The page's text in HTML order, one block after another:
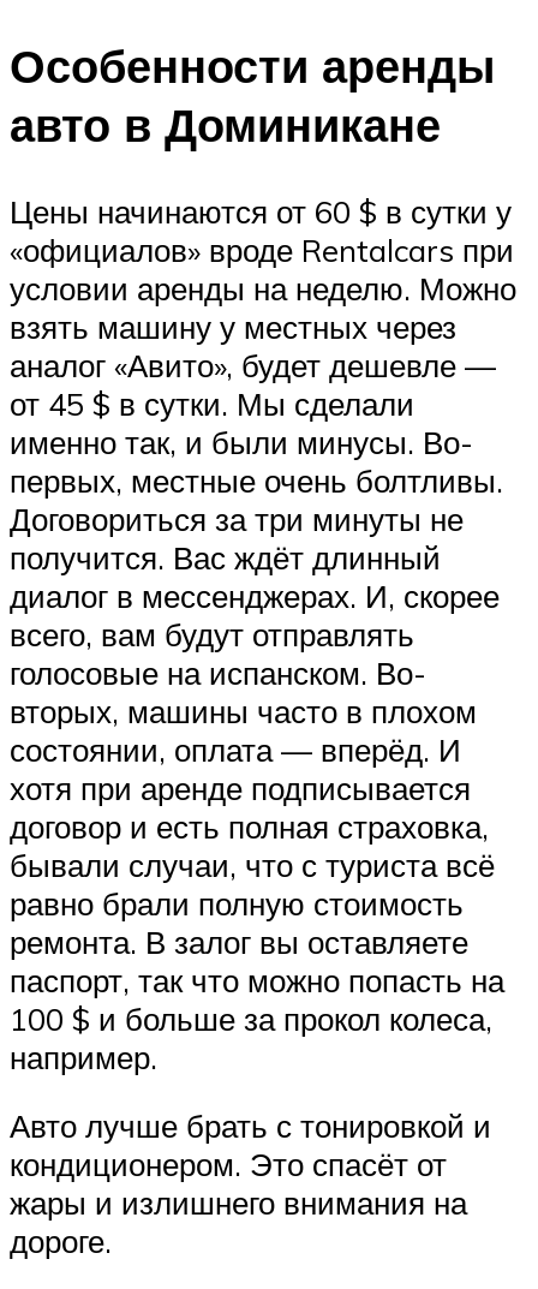
Особенности аренды
авто в Доминикане
Цены начинаются от 60 $ в сутки у
«официалов» вроде Rentalcars при
условии аренды на неделю. Можно
взять машину у местных через
аналог «Авито», будет дешевле —
от 45 $ в сутки. Мы сделали
именно так, и были минусы. Во-
первых, местные очень болтливы.
Договориться за три минуты не
получится. Вас ждёт длинный
диалог в мессенджерах. И, скорее
всего, вам будут отправлять
голосовые на испанском. Во-
вторых, машины часто в плохом
состоянии, оплата — вперёд. И
хотя при аренде подписывается
договор и есть полная страховка,
бывали случаи, что с туриста всё
равно брали полную стоимость
ремонта. В залог вы оставляете
паспорт, так что можно попасть на
100 $ и больше за прокол колеса,
например.
Авто лучше брать с тонировкой и
кондиционером. Это спасёт от
жары и излишнего внимания на
дороге.